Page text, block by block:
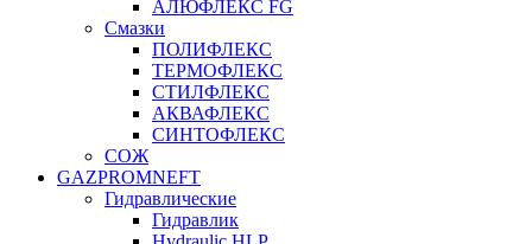
АЛЮФЛЕКС FG
Смазки
ПОЛИФЛЕКС
ТЕРМОФЛЕКС
СТИЛФЛЕКС
АКВАФЛЕКС
СИНТОФЛЕКС
СОЖ
GAZPROMNEFT
Гидравлические
Гидравлик